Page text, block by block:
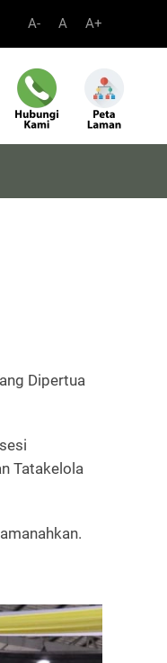
A- A A+
Dipertua
Tatakelola